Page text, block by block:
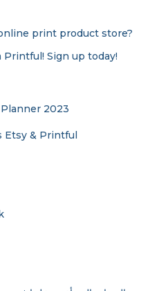
print product store?
Sign up today!
2023
Etsy & Printful